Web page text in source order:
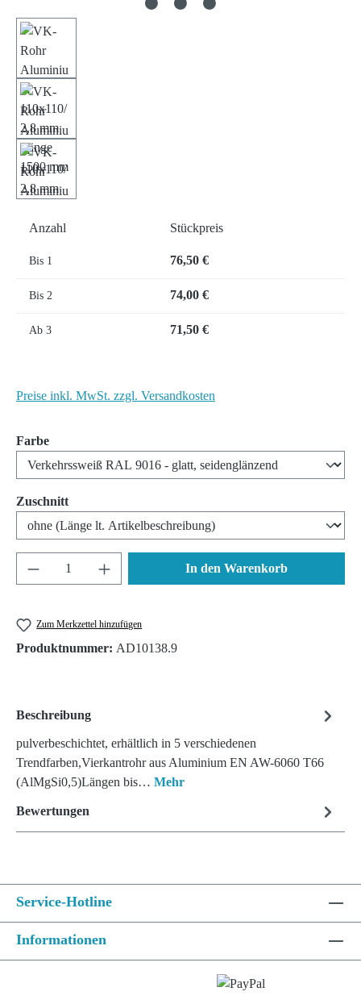
Anzahl Stückpreis
Bis 1 76,50 €
Bis 2 74,00 €
Ab 3 71,50 €
Preise inkl. MwSt. zzgl. Versandkosten
Farbeauswählen
Zuschnittauswählen
Produkt Anzahl: Gib den gewünschten Wert
In den Warenkorb
Zum Merkzettel hinzufügen
Produktnummer: AD10138.9
Beschreibung
pulverbeschichtet, erhältlich in 5 verschiedenen
Trendfarben,Vierkantrohr aus Aluminium EN AW-6060 T66
(AlMgSi0,5)Längen bis… Mehr
Bewertungen
Service-Hotline
Informationen